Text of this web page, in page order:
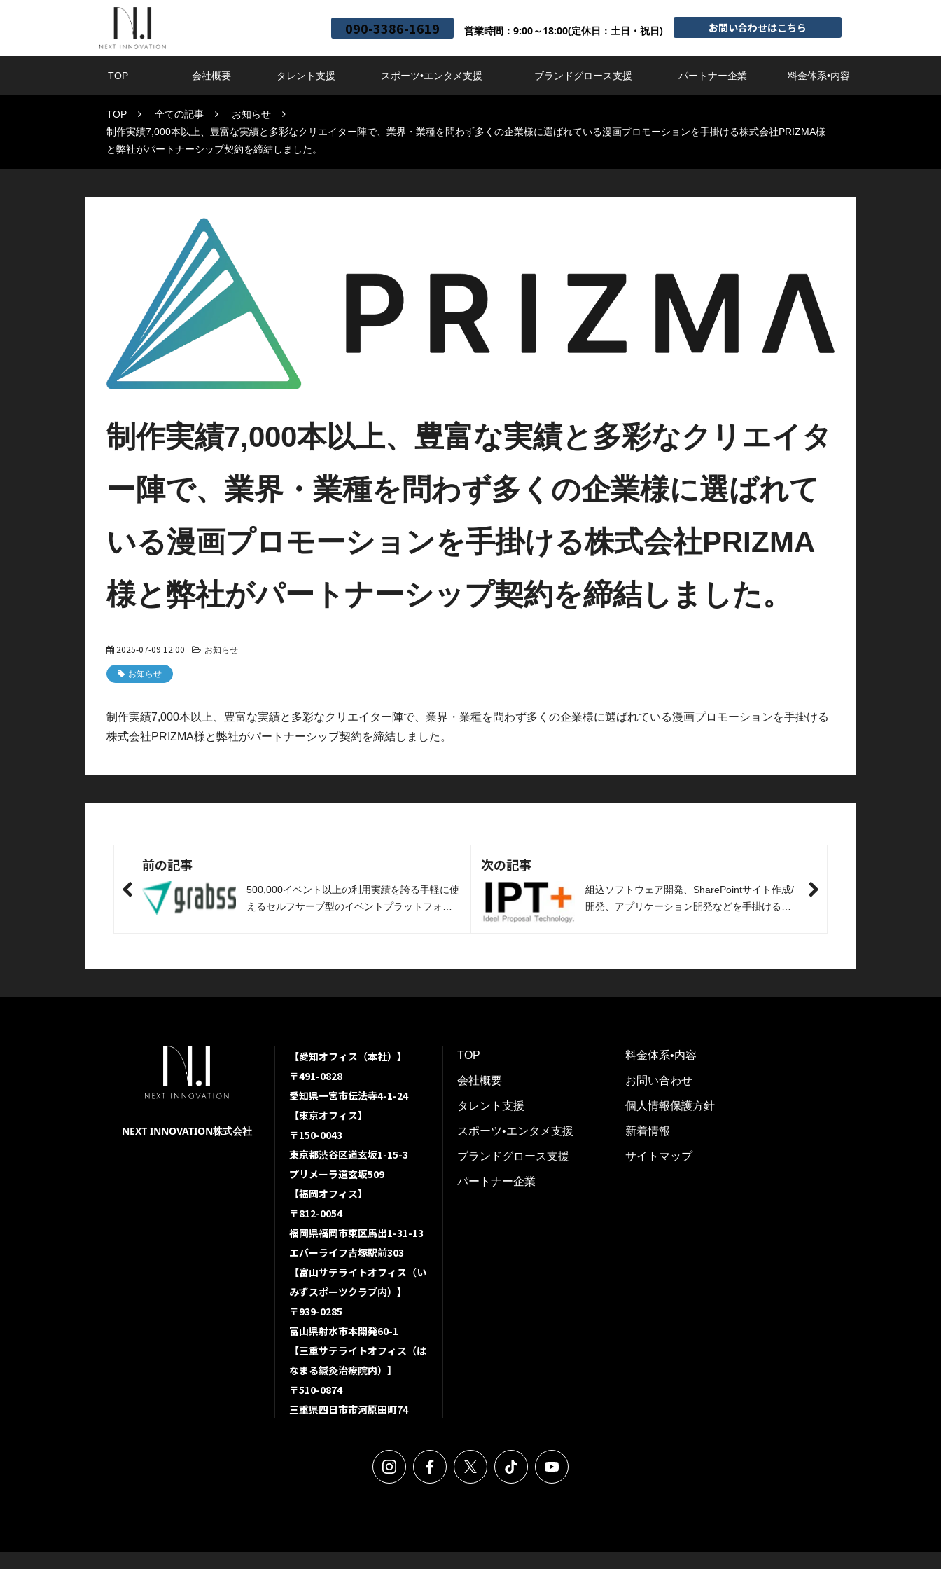
090-3386-1619 営業時間：9:00～18:00(定休日：土日・祝日) お問い合わせはこちら
TOP 会社概要 タレント支援 スポーツ•エンタメ支援 ブランドグロース支援 パートナー企業 料金体系•内容
TOP 全ての記事
お知らせ
制作実績7,000本以上、豊富な実績と多彩なクリエイター陣で、業界・業種を問わず多くの企業様に選ばれている漫画プロモーションを手掛ける株式会社PRIZMA様
と弊社がパートナーシップ契約を締結しました。
制作実績7,000本以上、豊富な実績と多彩なクリエイタ
ー陣で、業界・業種を問わず多くの企業様に選ばれて
いる漫画プロモーションを手掛ける株式会社PRIZMA
様と弊社がパートナーシップ契約を締結しました。
2025-07-09 12:00 お知らせ
お知らせ
制作実績7,000本以上、豊富な実績と多彩なクリエイター陣で、業界・業種を問わず多くの企業様に選ばれている漫画プロモーションを手掛ける
株式会社PRIZMA様と弊社がパートナーシップ契約を締結しました。
前の記事
500,000イベント以上の利用実績を誇る手軽に使
えるセルフサーブ型のイベントプラットフォー
次の記事
組込ソフトウェア開発、SharePointサイト作成/
開発、アプリケーション開発などを手掛ける株
NEXT INNOVATION株式会社
【愛知オフィス（本社）】
〒491-0828
愛知県一宮市伝法寺4-1-24
【東京オフィス】
〒150-0043
東京都渋谷区道玄坂1-15-3
プリメーラ道玄坂509
【福岡オフィス】
〒812-0054
福岡県福岡市東区馬出1-31-13
エバーライフ吉塚駅前303
【富山サテライトオフィス（い
みずスポーツクラブ内）】
〒939-0285
富山県射水市本開発60-1
【三重サテライトオフィス（は
なまる鍼灸治療院内）】
〒510-0874
三重県四日市市河原田町74
TOP
会社概要
タレント支援
スポーツ•エンタメ支援
ブランドグロース支援
パートナー企業
料金体系•内容
お問い合わせ
個人情報保護方針
新着情報
サイトマップ